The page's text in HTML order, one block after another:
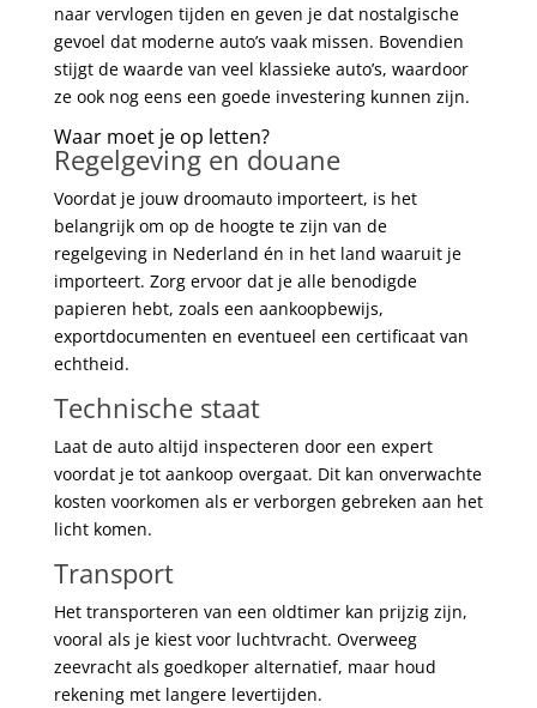
naar vervlogen tijden en geven je dat nostalgische
gevoel dat moderne auto’s vaak missen. Bovendien
stijgt de waarde van veel klassieke auto’s, waardoor
ze ook nog eens een goede investering kunnen zijn.
Waar moet je op letten?
Regelgeving en douane
Voordat je jouw droomauto importeert, is het
belangrijk om op de hoogte te zijn van de
regelgeving in Nederland én in het land waaruit je
importeert. Zorg ervoor dat je alle benodigde
papieren hebt, zoals een aankoopbewijs,
exportdocumenten en eventueel een certificaat van
echtheid.
Technische staat
Laat de auto altijd inspecteren door een expert
voordat je tot aankoop overgaat. Dit kan onverwachte
kosten voorkomen als er verborgen gebreken aan het
licht komen.
Transport
Het transporteren van een oldtimer kan prijzig zijn,
vooral als je kiest voor luchtvracht. Overweeg
zeevracht als goedkoper alternatief, maar houd
rekening met langere levertijden.